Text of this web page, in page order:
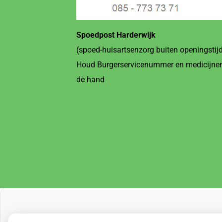
Spoedpost Harderwijk
(spoed-huisartsenzorg buiten
Houd Burgerservicenummer en
de hand